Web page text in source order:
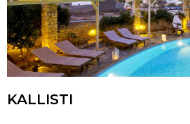
KALLISTI